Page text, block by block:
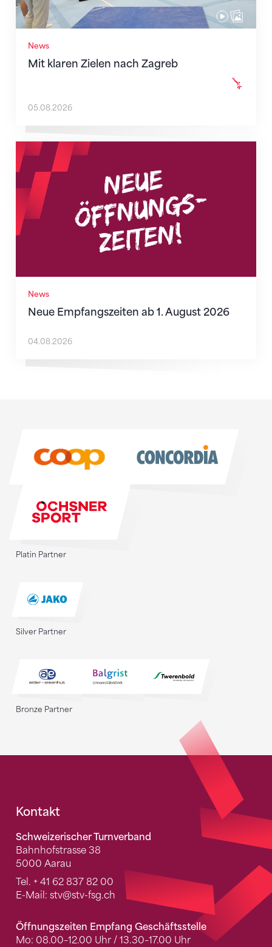
News
Mit klaren Zielen nach Zagreb
05.08.2026
News
Neue Empfangszeiten ab 1. August 2026
Neue Empfangszeiten ab 1. August 2026
04.08.2026
Platin Partner
Silver Partner
Bronze Partner
Fusszeile
Kontakt
Schweizerischer Turnverband
Bahnhofstrasse 38
5000 Aarau
Tel. + 41 62 837 82 00
E-Mail: stv@stv-fsg.ch
Öffnungszeiten Empfang Geschäftsstelle
Mo: 08.00–12.00 Uhr / 13.30–17.00 Uhr